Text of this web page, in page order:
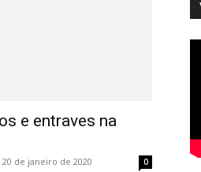
e entraves na
20 de janeiro de 2020 0